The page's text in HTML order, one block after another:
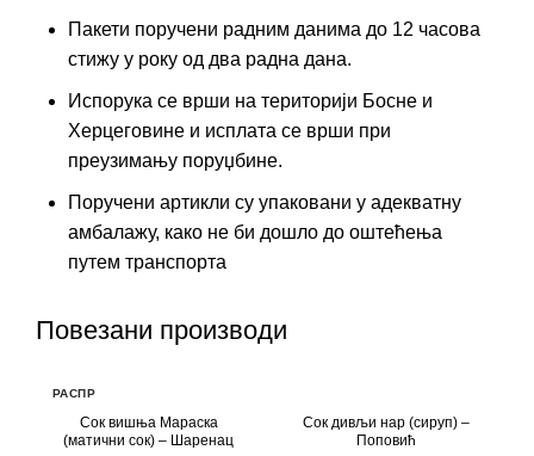
Пакети поручени радним данима до 12 часова
стижу у року од два радна дана.
Испорука се врши на територији Босне и
Херцеговине и исплата се врши при
преузимању поруџбине.
Поручени артикли су упаковани у адекватну
амбалажу, како не би дошло до оштећења
путем транспорта
Повезани производи
РАСПР
Сок вишња Мараска
(матични сок) – Шаренац
Сок дивљи нар (сируп) –
Поповић